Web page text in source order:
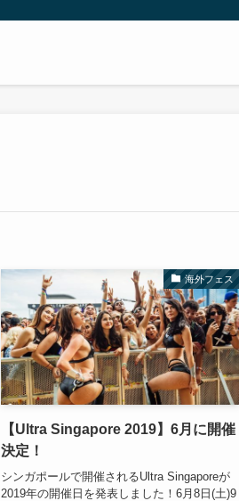
海外フェス
【Ultra Singapore 2019】6月に開催
決定！
シンガポールで開催されるUltra Singaporeが
2019年の開催日を発表しました！6月8日(土)9